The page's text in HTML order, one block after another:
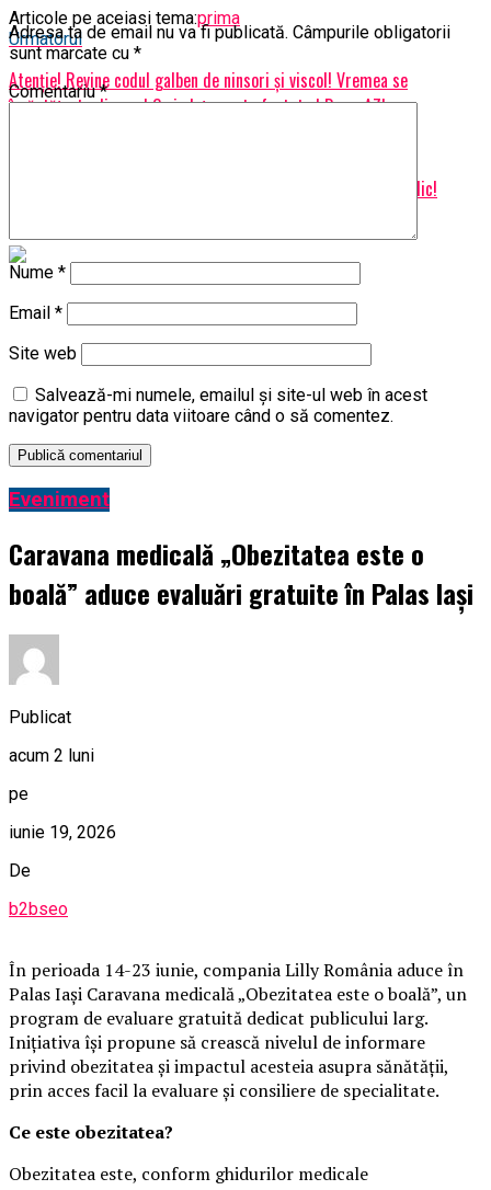
Articole pe aceiasi tema:prima
Urmatorul
Atenție! Revine codul galben de ninsori și viscol! Vremea se
înrăutățește din nou! Ce județe sunt afectate | BacauAZI
Anunț pentru mii de pensionari! Toți trebuie să meagă la medic!
Adresa ta de email nu va fi publicată. Câmpurile obligatorii
sunt marcate cu *
Comentariu*
Nume *
Email *
Site web
Salvează-mi numele, emailul și site-ul web în acest
navigator pentru data viitoare când o să comentez.
Eveniment
Caravana medicală „Obezitatea este o
boală” aduce evaluări gratuite în Palas Iași
Publicat
acum 2 luni
pe
iunie 19, 2026
De
b2bseo
În perioada 14-23 iunie, compania Lilly România aduce în
Palas Iași Caravana medicală „Obezitatea este o boală”, un
program de evaluare gratuită dedicat publicului larg.
Inițiativa își propune să crească nivelul de informare
privind obezitatea și impactul acesteia asupra sănătății,
prin acces facil la evaluare și consiliere de specialitate.
Ce este obezitatea?
Obezitatea este, conform ghidurilor medicale